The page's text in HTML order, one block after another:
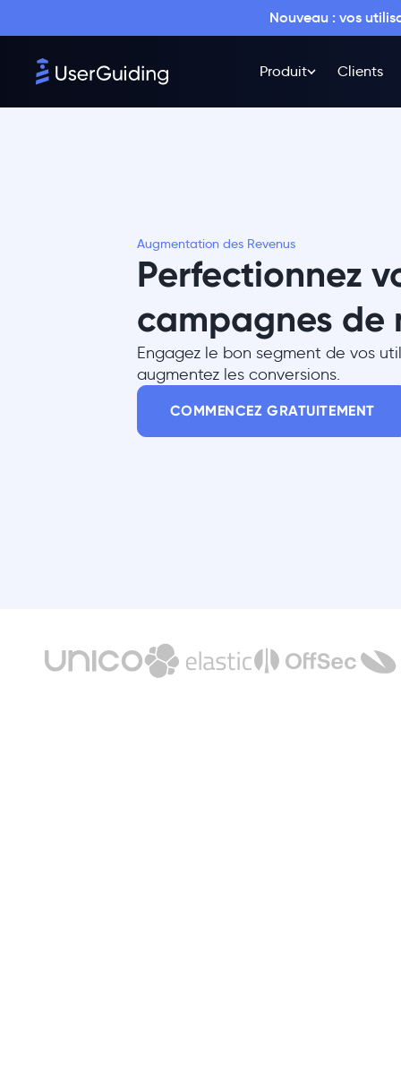
Nouveau : vos
Produit Clients
Augmentation des Revenus
Perfectionnez
campagnes de
Engagez le bon segment de vos
augmentez les conversions.
COMMENCEZ GRATUITEMENT